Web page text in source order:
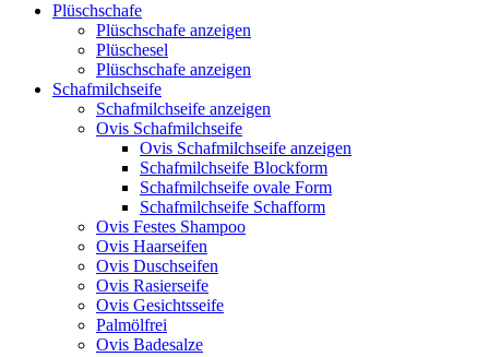
Plüschschafe
Plüschschafe anzeigen
Plüschesel
Plüschschafe anzeigen
Schafmilchseife
Schafmilchseife anzeigen
Ovis Schafmilchseife
Ovis Schafmilchseife anzeigen
Schafmilchseife Blockform
Schafmilchseife ovale Form
Schafmilchseife Schafform
Ovis Festes Shampoo
Ovis Haarseifen
Ovis Duschseifen
Ovis Rasierseife
Ovis Gesichtsseife
Palmölfrei
Ovis Badesalze